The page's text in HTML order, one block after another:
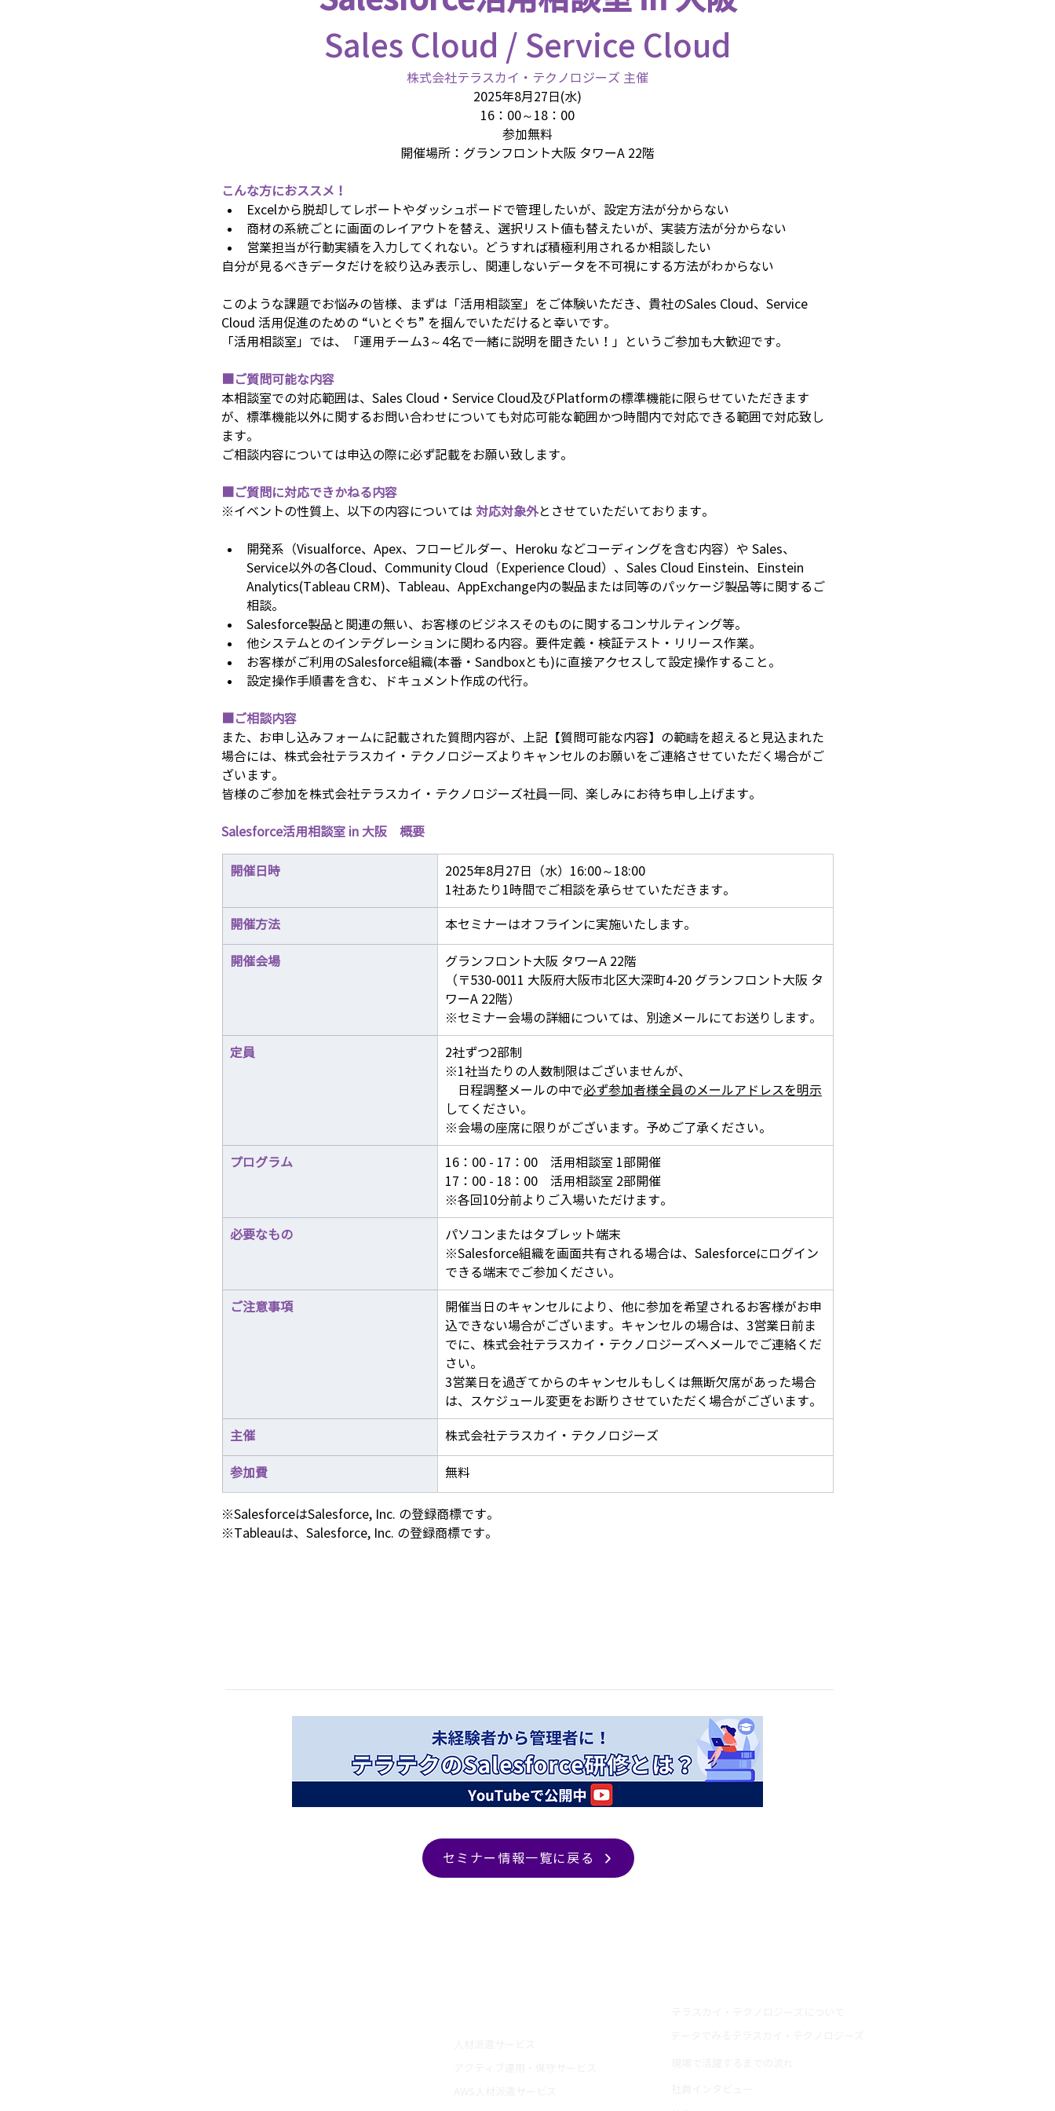
Sales Cloud / Service Cloud
​株式会社テラスカイ・テクノロジーズ 主催
2025年8月27日(水)
16：00～18：00
参加無料
開催場所：グランフロント大阪 タワーA 22階
こんな方におススメ！
Excelから脱却してレポートやダッシュボードで管理したいが、設定方法が分からない
商材の系統ごとに画面のレイアウトを替え、選択リスト値も替えたいが、実装方法が分からない
営業担当が行動実績を入力してくれない。どうすれば積極利用されるか相談したい
自分が見るべきデータだけを絞り込み表示し、関連しないデータを不可視にする方法がわからない
このような課題でお悩みの皆様、まずは「活用相談室」をご体験いただき、貴社のSales Cloud、Service
Cloud 活用促進のための “いとぐち” を掴んでいただけると幸いです。
「活用相談室」では、「運用チーム3～4名で一緒に説明を聞きたい！」というご参加も大歓迎です。
■ご質問可能な内容
本相談室での対応範囲は、Sales Cloud・Service Cloud及びPlatformの標準機能に限らせていただきます
が、標準機能以外に関するお問い合わせについても対応可能な範囲かつ時間内で対応できる範囲で対応致し
ます。
ご相談内容については申込の際に必ず記載をお願い致します。
■ご質問に対応できかねる内容
※イベントの性質上、以下の内容については 対応対象外とさせていただいております。
開発系（Visualforce、Apex、フロービルダー、Heroku などコーディングを含む内容）や Sales、
Service以外の各Cloud、Community Cloud（Experience Cloud）、Sales Cloud Einstein、Einstein
Analytics(Tableau CRM)、Tableau、AppExchange内の製品または同等のパッケージ製品等に関するご
相談。
Salesforce製品と関連の無い、お客様のビジネスそのものに関するコンサルティング等。
他システムとのインテグレーションに関わる内容。要件定義・検証テスト・リリース作業。
お客様がご利用のSalesforce組織(本番・Sandboxとも)に直接アクセスして設定操作すること。
設定操作手順書を含む、ドキュメント作成の代行。
■ご相談内容
また、お申し込みフォームに記載された質問内容が、上記【質問可能な内容】の範疇を超えると見込まれた
場合には、株式会社テラスカイ・テクノロジーズよりキャンセルのお願いをご連絡させていただく場合がご
ざいます。
皆様のご参加を株式会社テラスカイ・テクノロジーズ社員一同、楽しみにお待ち申し上げます。
Salesforce活用相談室 in 大阪　概要
開催日時
2025年8月27日（水）16:00～18:00
​1社あたり1時間でご相談を承らせていただきます。
開催方法 本セミナーはオフラインに実施いたします。
開催会場
グランフロント大阪 タワーA 22階
（〒530-0011 大阪府大阪市北区大深町4-20 グランフロント大阪 タ
ワーA 22階）
​※セミナー会場の詳細については、別途メールにてお送りします。
定員
2社ずつ2部制
※1社当たりの人数制限はございませんが、
日程調整メールの中で必ず参加者様全員のメールアドレスを明示
してください。
​※会場の座席に限りがございます。予めご了承ください。
プログラム
16：00 - 17：00　活用相談室 1部開催
17：00 - 18：00　活用相談室 2部開催
​※各回10分前よりご入場いただけます。
必要なもの
パソコンまたはタブレット端末
​※Salesforce組織を画面共有される場合は、Salesforceにログイン
できる端末でご参加ください。
ご注意事項
開催当日のキャンセルにより、他に参加を希望されるお客様がお申
込できない場合がございます。キャンセルの場合は、3営業日前ま
でに、株式会社テラスカイ・テクノロジーズへメールでご連絡くだ
さい。
3営業日を過ぎてからのキャンセルもしくは無断欠席があった場合
は、スケジュール変更をお断りさせていただく場合がございます。
主催 株式会社テラスカイ・テクノロジーズ
参加費 無料
※SalesforceはSalesforce, Inc. の登録商標です。
※Tableauは、Salesforce, Inc. の登録商標です。
セミナー情報一覧に戻る